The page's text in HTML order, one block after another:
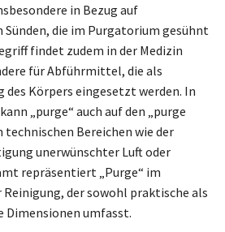
in Bezug auf
Sünden, die im Purgatorium gesühnt
findet zudem in der Medizin
für Abführmittel, die als
des Körpers eingesetzt werden. In
„purge“ auch auf den „purge
technischen Bereichen wie der
unerwünschter Luft oder
repräsentiert „Purge“ im
Reinigung, der sowohl praktische als
umfasst.